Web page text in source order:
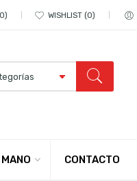
0 WISHLIST 0
CONTACTO